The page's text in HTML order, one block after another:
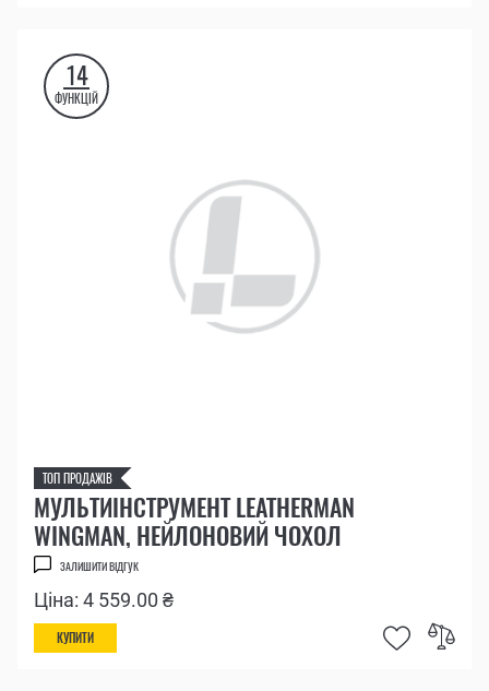
14
ФУНКЦІЙ
ТОП ПРОДАЖІВ
МУЛЬТИІНСТРУМЕНТ LEATHERMAN
WINGMAN, НЕЙЛОНОВИЙ ЧОХОЛ
ЗАЛИШИТИ ВІДГУК
Ціна: 4 559.00 ₴
КУПИТИ